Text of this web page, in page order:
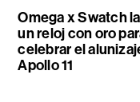
Omega x Swatch
un reloj con oro
celebrar el
Apollo 11